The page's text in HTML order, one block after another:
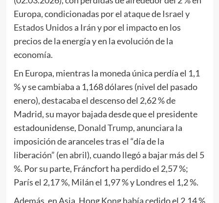
Europa, condicionadas por el ataquede Israel y
Estados Unidosa Irány por el impacto en los
precios de la energía y en la evolución de la
economía.
En Europa, mientras la moneda única perdía el 1,1
% y se cambiaba a 1,168 dólares (nivel del pasado
enero), destacaba el descenso del 2,62 % de
Madrid, su mayor bajada desde que el presidente
estadounidense, Donald Trump, anunciara la
imposición de aranceles tras el “día de la
liberación” (en abril), cuando llegó a bajar más del 5
%. Por su parte, Fráncfort ha perdido el 2,57 %;
París el 2,17 %, Milán el 1,97 % y Londres el 1,2 %.
Además, en Asia, Hong Kong había cedido el 2,14 %